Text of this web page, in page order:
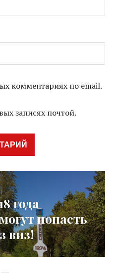
комментариях по email.
записях почтой.
года
попасть
виз!